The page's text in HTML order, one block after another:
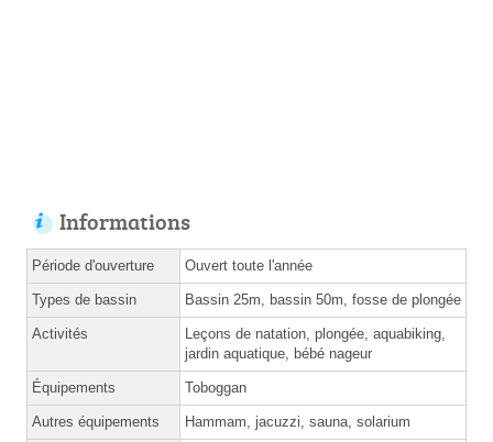
Informations
Période d'ouverture Ouvert toute l'année
Types de bassin Bassin 25m, bassin 50m, fosse de plongée
Activités
Leçons de natation, plongée, aquabiking,
jardin aquatique, bébé nageur
Équipements Toboggan
Autres équipements Hammam, jacuzzi, sauna, solarium